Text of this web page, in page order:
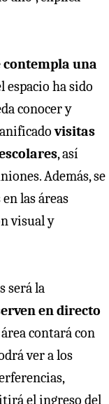
contempla una
espacio ha sido
conocer y
visitas
, así
Además, se
las áreas
visual y
será la
en directo
contará con
ver a los
el ingreso del